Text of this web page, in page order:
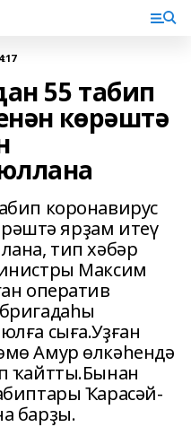
55 табип
көрәштә
коронавирус
ярҙам итеү
тип хәбәр
Максим
оператив
сыға.Уҙған
Амур өлкәһендә
ҡайтты.Бынан
Ҡарасәй-
барҙы.